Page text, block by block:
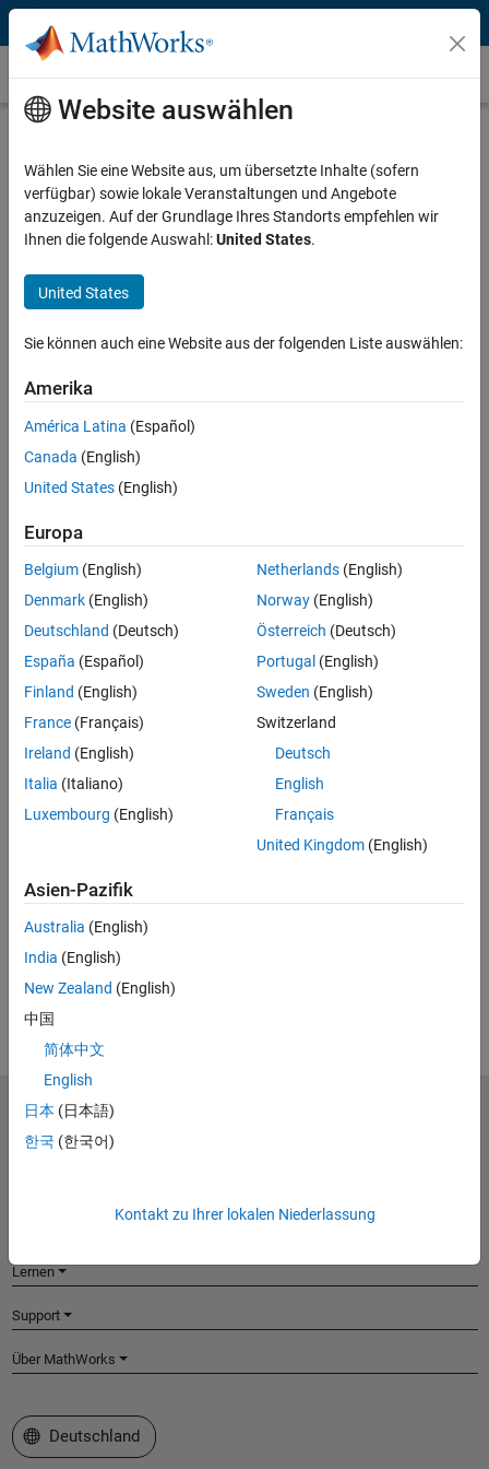
Weiter zum Inhalt
Trust Center
Select a location to see its tax ID and address details:
Australia
Belgium
Finland
France
Germany
Iceland
Ireland
Italy
Japan
Korea
The Netherlands
Norway
Spain
Sweden
Switzerland
United Kingdom
If your country is not listed or details are incomplete, please
contact Customer Service for assistance.
View corporate fact sheet
Website auswählen
Wählen Sie eine Website aus, um übersetzte Inhalte (sofern
verfügbar) sowie lokale Veranstaltungen und Angebote
anzuzeigen. Auf der Grundlage Ihres Standorts empfehlen wir
Ihnen die folgende Auswahl:United States.
United States
Sie können auch eine Website aus der folgenden Liste auswählen:
Amerika
América Latina (Español)
Canada (English)
United States (English)
Europa
Belgium (English)
Denmark (English)
Deutschland (Deutsch)
España (Español)
Finland (English)
France (Français)
Ireland (English)
Italia (Italiano)
Luxembourg (English)
Netherlands(English)
Norway(English)
Österreich (Deutsch)
Portugal (English)
Sweden (English)
Switzerland
Deutsch
English
Français
United Kingdom(English)
Asien-Pazifik
Australia (English)
India (English)
New Zealand (English)
中国
简体中文
English
日本 (日本語)
한국 (한국어)
Kontakt zu Ihrer lokalen Niederlassung
MathWorks
Accelerating the pace of engineering and science
Lernen
Support
Über MathWorks
Website auswählen
Deutschland